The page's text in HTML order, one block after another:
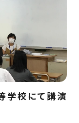
学校にて講演